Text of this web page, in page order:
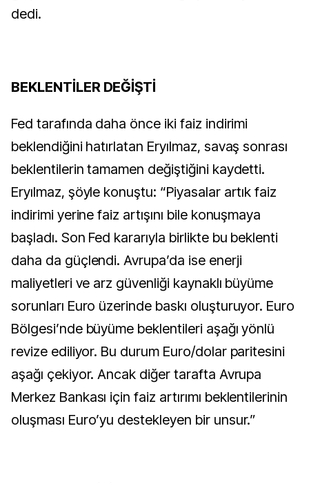
dedi.
BEKLENTİLER DEĞİŞTİ
Fed tarafında daha önce iki faiz indirimi
beklendiğini hatırlatan Eryılmaz, savaş sonrası
beklentilerin tamamen değiştiğini kaydetti.
Eryılmaz, şöyle konuştu: “Piyasalar artık faiz
indirimi yerine faiz artışını bile konuşmaya
başladı. Son Fed kararıyla birlikte bu beklenti
daha da güçlendi. Avrupa’da ise enerji
maliyetleri ve arz güvenliği kaynaklı büyüme
sorunları Euro üzerinde baskı oluşturuyor. Euro
Bölgesi’nde büyüme beklentileri aşağı yönlü
revize ediliyor. Bu durum Euro/dolar paritesini
aşağı çekiyor. Ancak diğer tarafta Avrupa
Merkez Bankası için faiz artırımı beklentilerinin
oluşması Euro’yu destekleyen bir unsur.”